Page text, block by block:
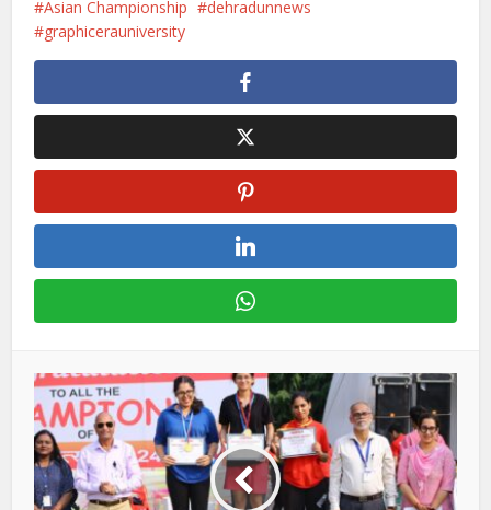
Asian Championship
dehradunnews
graphicerauniversity